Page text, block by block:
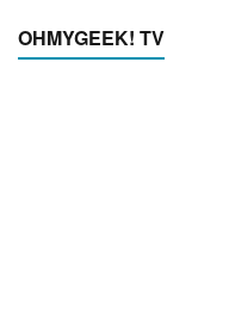
OHMYGEEK! TV